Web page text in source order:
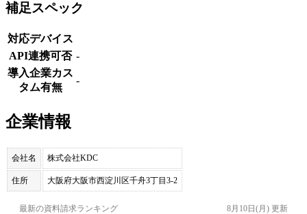
補足スペック
対応デバイス
API連携可否 -
導入企業カス
タム有無
-
企業情報
会社名 株式会社KDC
住所 大阪府大阪市西淀川区千舟3丁目3-2
最新の資料請求ランキング 8月10日(月) 更新